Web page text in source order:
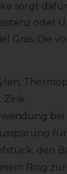
sorgt
oder
Gras. Die
Zink
den
Ring